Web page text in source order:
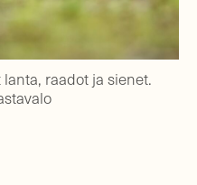
raadot ja sienet.